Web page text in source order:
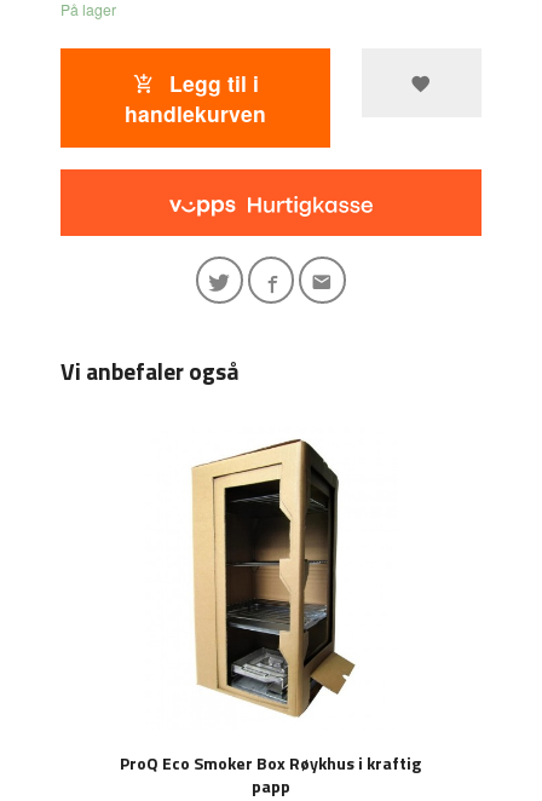
På lager
Legg til i
handlekurven
Vi anbefaler også
ProQ Eco Smoker Box Røykhus i kraftig
papp